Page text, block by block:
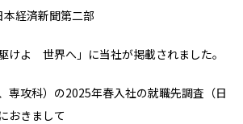
経済新聞第二部
よ 世界へ」に当社が掲載されました。
専攻科）の2025年春入社の就職先調査（日
おきまして